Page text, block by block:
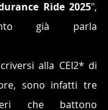
Ride 2025",
già parla
alla CEI2* di
sono infatti tre
che battono